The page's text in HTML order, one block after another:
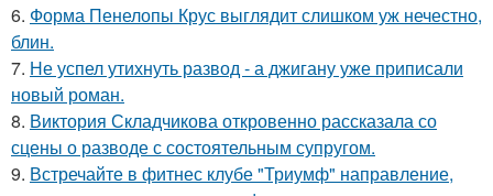
6. Форма Пенелопы Крус выглядит слишком уж нечестно,
блин.
7. Не успел утихнуть развод - а джигану уже приписали
новый роман.
8. Виктория Складчикова откровенно рассказала со
сцены о разводе с состоятельным супругом.
9. Встречайте в фитнес клубе "Триумф" направление,